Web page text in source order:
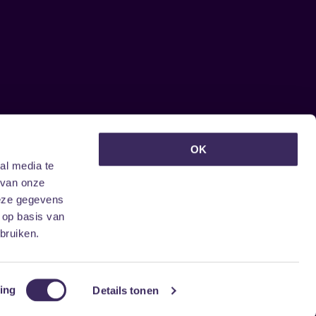
media te
onze
gegevens
basis van
Details tonen
OK
ontvangen?